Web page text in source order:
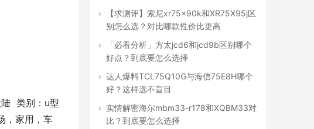
类别：u型
，家用，车
【求测评】索尼xr75x90k和XR75X95j区
别怎么选？对比哪款性价比更高
「必看分析」方太jcd6和jcd9b区别哪个
好点？到底要怎么选择
达人爆料TCL75Q10G与海信75E8H哪个
好？这样选不盲目
实情解密海尔mbm33-r178和XQBM33对
比？到底要怎么选择